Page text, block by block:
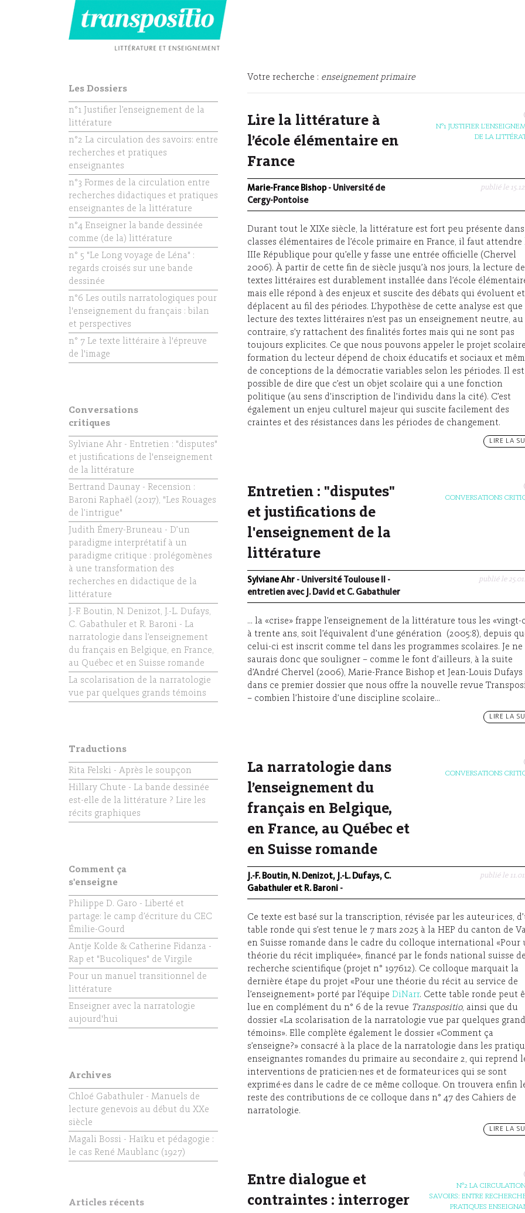
Les Dossiers
n°1 Justifier l’enseignement de la
littérature
n°2 La circulation des savoirs: entre
recherches et pratiques
enseignantes
n°3 Formes de la circulation entre
recherches didactiques et pratiques
enseignantes de la littérature
n°4 Enseigner la bande dessinée
comme (de la) littérature
n° 5 "Le Long voyage de Léna" :
regards croisés sur une bande
dessinée
n°6 Les outils narratologiques pour
l'enseignement du français : bilan
et perspectives
n° 7 Le texte littéraire à l'épreuve
de l'image
Conversations
critiques
Sylviane Ahr - Entretien : "disputes"
et justifications de l'enseignement
de la littérature
Bertrand Daunay - Recension :
Baroni Raphaël (2017), "Les Rouages
de l’intrigue"
Judith Émery-Bruneau - D’un
paradigme interprétatif à un
paradigme critique : prolégomènes
à une transformation des
recherches en didactique de la
littérature
J.-F. Boutin, N. Denizot, J.-L. Dufays,
C. Gabathuler et R. Baroni - La
narratologie dans l’enseignement
du français en Belgique, en France,
au Québec et en Suisse romande
La scolarisation de la narratologie
vue par quelques grands témoins
Traductions
Rita Felski - Après le soupçon
Hillary Chute - La bande dessinée
est-elle de la littérature ? Lire les
récits graphiques
Comment ça
s'enseigne
Philippe D. Garo - Liberté et
partage: le camp d’écriture du CEC
Émilie-Gourd
Antje Kolde & Catherine Fidanza -
Rap et "Bucoliques" de Virgile
Pour un manuel transitionnel de
littérature
Enseigner avec la narratologie
aujourd'hui
Archives
Chloé Gabathuler - Manuels de
lecture genevois au début du XXe
siècle
Magali Bossi - Haïku et pédagogie :
le cas René Maublanc (1927)
Articles récents
Votre recherche : enseignement primaire
Lire la littérature à
l’école élémentaire en
France
N°1 JUSTIFIER
DE LA
Marie-France Bishop- Université de
Cergy-Pontoise
publié le
Durant tout le XIXe siècle, la littérature est fort peu présente dans
classes élémentaires de l’école primaire en France, il faut attendre
IIIe République pour qu’elle y fasse une entrée officielle (Chervel
2006). À partir de cette fin de siècle jusqu’à nos jours, la lecture
textes littéraires est durablement installée dans l’école
mais elle répond à des enjeux et suscite des débats qui évoluent et
déplacent au fil des périodes. L’hypothèse de cette analyse est que
lecture des textes littéraires n’est pas un enseignement neutre, au
contraire, s’y rattachent des finalités fortes mais qui ne sont pas
toujours explicites. Ce que nous pouvons appeler le projet
formation du lecteur dépend de choix éducatifs et sociaux et
de conceptions de la démocratie variables selon les périodes. Il est
possible de dire que c’est un objet scolaire qui a une fonction
politique (au sens d’inscription de l’individu dans la cité). C’est
également un enjeu culturel majeur qui suscite facilement des
craintes et des résistances dans les périodes de changement.
LIRE LA
Entretien : "disputes"
et justifications de
l'enseignement de la
littérature
CONVERSATIONS
Sylviane Ahr - Université Toulouse II -
entretien avec J. David et C. Gabathuler
publié le
... la «crise» frappe l’enseignement de la littérature tous les «vingt-
à trente ans, soit l’équivalent d’une génération (2005:8), depuis
celui-ci est inscrit comme tel dans les programmes scolaires. Je ne
saurais donc que souligner – comme le font d’ailleurs, à la suite
d’André Chervel (2006), Marie-France Bishop et Jean-Louis Dufays
dans ce premier dossier que nous offre la nouvelle revue
– combien l’histoire d’une discipline scolaire...
LIRE LA
La narratologie dans
l’enseignement du
français en Belgique,
en France, au Québec et
en Suisse romande
CONVERSATIONS
J.-F. Boutin, N. Denizot, J.-L. Dufays, C.
Gabathuler et R. Baroni -
publié le
Ce texte est basé sur la transcription, révisée par les auteur·ices,
table ronde qui s’est tenue le 7 mars 2025 à la HEP du canton de
en Suisse romande dans le cadre du colloque international «Pour
théorie du récit impliquée», financé par le fonds national suisse
recherche scientifique (projet n° 197612). Ce colloque marquait la
dernière étape du projet «Pour une théorie du récit au service de
l’enseignement» porté par l’équipe DiNarr. Cette table ronde peut
lue en complément du n° 6 de la revue Transpositio, ainsi que du
dossier «La scolarisation de la narratologie vue par quelques
témoins». Elle complète également le dossier «Comment ça
s’enseigne?» consacré à la place de la narratologie dans les
enseignantes romandes du primaire au secondaire 2, qui reprend
interventions de praticien·nes et de formateur·ices qui se sont
exprimé·es dans le cadre de ce même colloque. On trouvera enfin
reste des contributions de ce colloque dans n° 47 des Cahiers de
narratologie.
LIRE LA
Entre dialogue et
contraintes : interroger
N°2 LA
SAVOIRS: ENTRE
PRATIQUES